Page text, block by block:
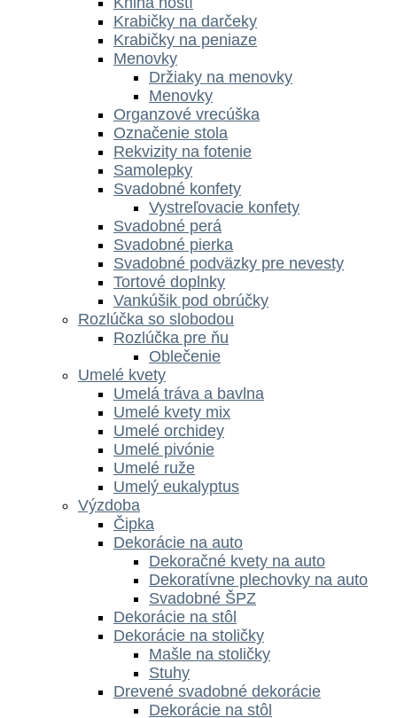
Krabičky na darčeky
Krabičky na peniaze
Menovky
Držiaky na menovky
Menovky
Organzové vrecúška
Označenie stola
Rekvizity na fotenie
Samolepky
Svadobné konfety
Vystreľovacie konfety
Svadobné perá
Svadobné pierka
Svadobné podväzky pre nevesty
Tortové doplnky
Vankúšik pod obrúčky
Rozlúčka so slobodou
Rozlúčka pre ňu
Oblečenie
Umelé kvety
Umelá tráva a bavlna
Umelé kvety mix
Umelé orchidey
Umelé pivónie
Umelé ruže
Umelý eukalyptus
Výzdoba
Čipka
Dekorácie na auto
Dekoračné kvety na auto
Dekoratívne plechovky na auto
Svadobné ŠPZ
Dekorácie na stôl
Dekorácie na stoličky
Mašle na stoličky
Stuhy
Drevené svadobné dekorácie
Dekorácie na stôl